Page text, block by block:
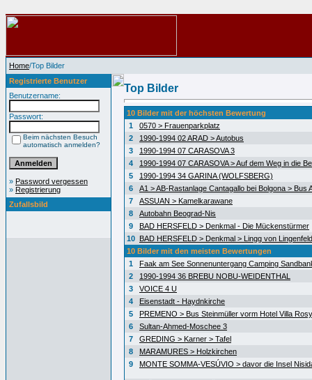
Home/Top Bilder
Registrierte Benutzer
Benutzername:
Passwort:
Beim nächsten Besuch
automatisch anmelden?
» Password vergessen
» Registrierung
Zufallsbild
Top Bilder
10 Bilder mit der höchsten Bewertung
1
0570 > Frauenparkplatz
2
1990-1994 02 ARAD > Autobus
3
1990-1994 07 CARASOVA 3
4
1990-1994 07 CARASOVA > Auf dem Weg in die
5
1990-1994 34 GARINA (WOLFSBERG)
6
A1 > AB-Rastanlage Cantagallo bei Bolgona > Bus
7
ASSUAN > Kamelkarawane
8
Autobahn Beograd-Nis
9
BAD HERSFELD > Denkmal - Die Mückenstürmer
10 BAD HERSFELD > Denkmal > Lingg von Lingenfeld
10 Bilder mit den meisten Bewertungen
1
Faak am See Sonnenuntergang Camping
2
1990-1994 36 BREBU NOBU-WEIDENTHAL
3
VOICE 4 U
4
Eisenstadt - Haydnkirche
5
PREMENO > Bus Steinmüller vorm Hotel Villa Rosy
6
Sultan-Ahmed-Moschee 3
7
GREDING > Karner > Tafel
8
MARAMURES > Holzkirchen
9
MONTE SOMMA-VESÚVIO > davor die Insel